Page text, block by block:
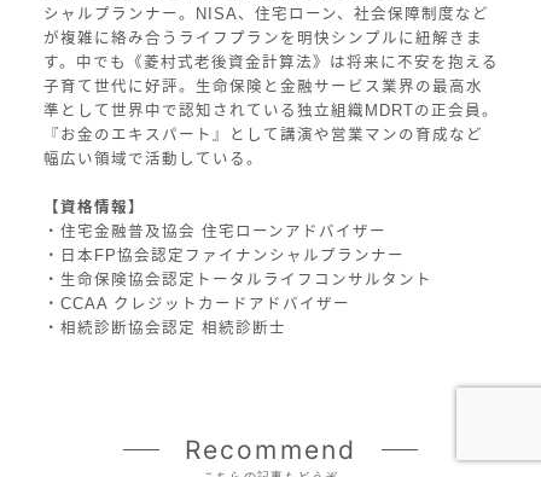
シャルプランナー。NISA、住宅ローン、社会保障制度など
が複雑に絡み合うライフプランを明快シンプルに紐解きま
す。中でも《菱村式老後資金計算法》は将来に不安を抱える
子育て世代に好評。生命保険と金融サービス業界の最高水
準として世界中で認知されている独立組織MDRTの正会員。
『お金のエキスパート』として講演や営業マンの育成など
幅広い領域で活動している。
【資格情報】
・住宅金融普及協会 住宅ローンアドバイザー
・日本FP協会認定ファイナンシャルプランナー
・生命保険協会認定トータルライフコンサルタント
・CCAA クレジットカードアドバイザー
・相続診断協会認定 相続診断士
Recommend